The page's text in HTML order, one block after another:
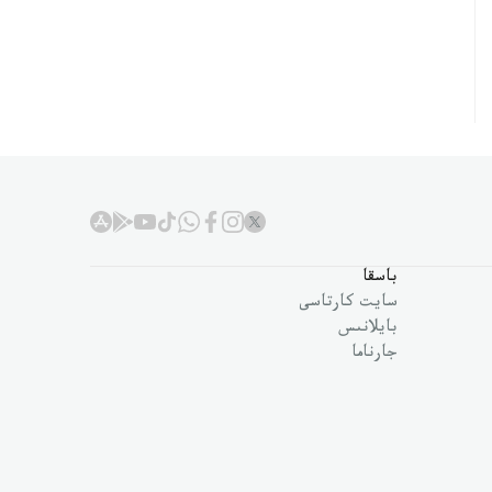
باسقا
سايت كارتاسى
بايلانىس
جارناما